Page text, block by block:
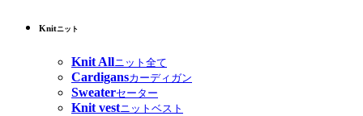
Knitニット
Knit Allニット全て
Cardigansカーディガン
Sweaterセーター
Knit vestニットベスト